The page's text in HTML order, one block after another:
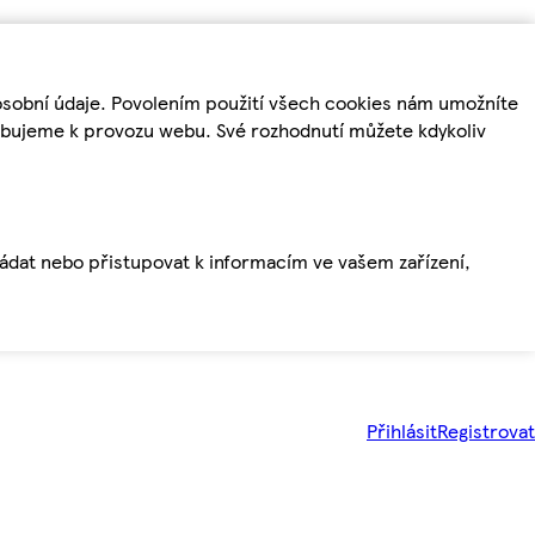
údaje. Povolením použití všech cookies nám umožníte
k provozu webu. Své rozhodnutí můžete kdykoliv
nebo přistupovat k informacím ve vašem zařízení,
PřihlásitRegistrovat